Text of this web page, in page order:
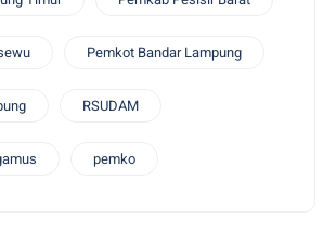
Pemkot Bandar Lampung
RSUDAM
pemko